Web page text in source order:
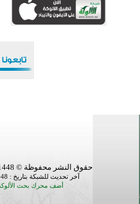
اختتام الدورة التاسعة لمسابقة حفظ
حقوق النشر محفوظة © 1448هـ / 2026م لموقع
آخر تحديث للشبكة بتاريخ : 24/2/1448هـ - الساعة: 8:21
أضف محرك بحث